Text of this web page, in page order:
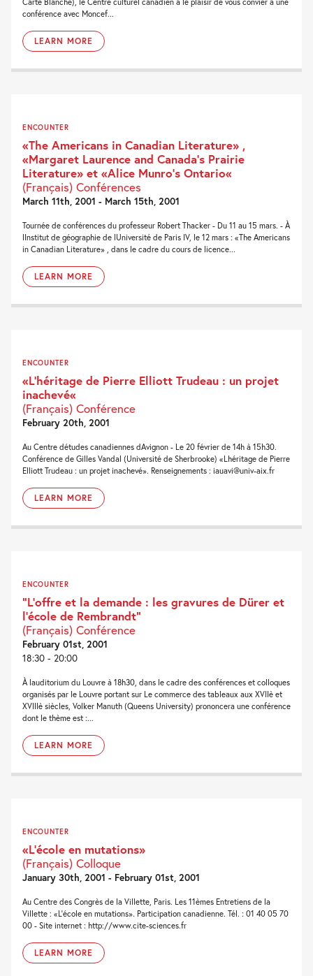
conférence avec Moncef...
LEARN MORE
ENCOUNTER
«The Americans in Canadian Literature» ,
«Margaret Laurence and Canada’s Prairie
Literature» et «Alice Munro’s Ontario«
(Français) Conférences
March 11th, 2001 - March 15th, 2001
Tournée de conférences du professeur Robert Thacker - Du 11 au 15 mars. - À
lInstitut de géographie de lUniversité de Paris IV, le 12 mars : «The Americans
in Canadian Literature» , dans le cadre du cours de licence...
LEARN MORE
ENCOUNTER
«L’héritage de Pierre Elliott Trudeau : un projet
inachevé«
(Français) Conférence
February 20th, 2001
Au Centre détudes canadiennes dAvignon - Le 20 février de 14h à 15h30.
Conférence de Gilles Vandal (Université de Sherbrooke) «Lhéritage de Pierre
Elliott Trudeau : un projet inachevé». Renseignements : iauavi@univ-aix.fr
LEARN MORE
ENCOUNTER
“L’offre et la demande : les gravures de Dürer et
l’école de Rembrandt”
(Français) Conférence
February 01st, 2001
18:30 - 20:00
À lauditorium du Louvre à 18h30, dans le cadre des conférences et colloques
organisés par le Louvre portant sur Le commerce des tableaux aux XVIIè et
XVIIIè siècles, Volker Manuth (Queens University) prononcera une conférence
dont le thème est :...
LEARN MORE
ENCOUNTER
«L’école en mutations»
(Français) Colloque
January 30th, 2001 - February 01st, 2001
Au Centre des Congrès de la Villette, Paris. Les 11èmes Entretiens de la
Villette : «L'école en mutations». Participation canadienne. Tél. : 01 40 05 70
00 - Site internet : http://www.cite-sciences.fr
LEARN MORE